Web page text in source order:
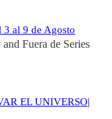
3 al 9 de Agosto
and Fuera de Series
EL UNIVERSO|